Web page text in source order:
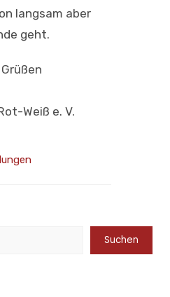
langsam aber
geht.
Weiß e. V.
Suchen